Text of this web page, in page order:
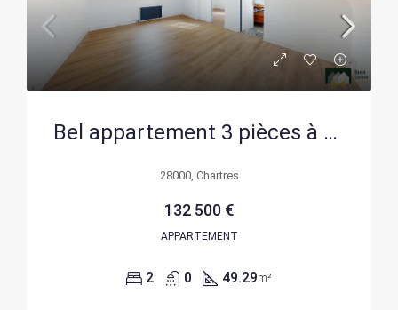
Bel appartement 3 pièces à vendre en basse ville de Chartres avec parking privé
28000, Chartres
132 500 €
APPARTEMENT
2 0 49.29m²